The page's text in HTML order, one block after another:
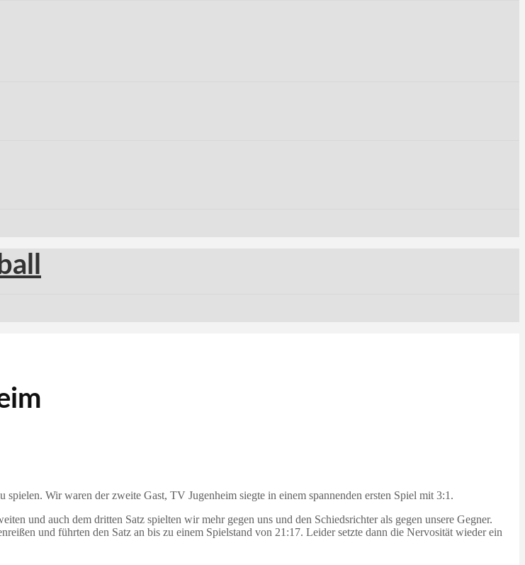
Wir waren der zweite Gast, TV Jugenheim siegte in einem spannenden ersten Spiel mit 3:1.
und auch dem dritten Satz spielten wir mehr gegen uns und den Schiedsrichter als gegen unsere Gegner.
und führten den Satz an bis zu einem Spielstand von 21:17. Leider setzte dann die Nervosität wieder ein